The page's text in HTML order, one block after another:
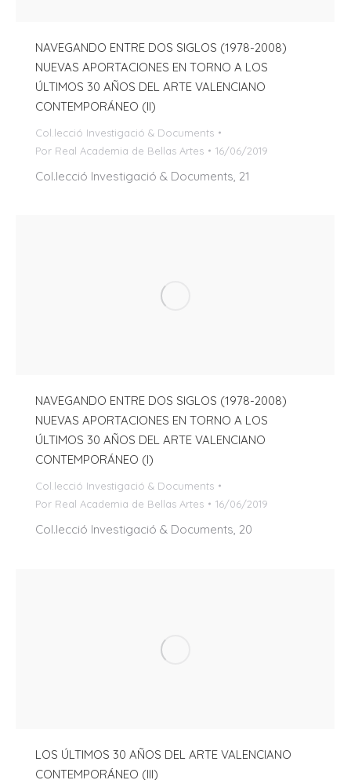
NAVEGANDO ENTRE DOS SIGLOS (1978-2008)
NUEVAS APORTACIONES EN TORNO A LOS
ÚLTIMOS 30 AÑOS DEL ARTE VALENCIANO
CONTEMPORÁNEO (II)
Col.lecció Investigació & Documents
Por Real Academia de Bellas Artes 16/06/2019
Col.lecció Investigació & Documents, 21
NAVEGANDO ENTRE DOS SIGLOS (1978-2008)
NUEVAS APORTACIONES EN TORNO A LOS
ÚLTIMOS 30 AÑOS DEL ARTE VALENCIANO
CONTEMPORÁNEO (I)
Col.lecció Investigació & Documents
Por Real Academia de Bellas Artes 16/06/2019
Col.lecció Investigació & Documents, 20
LOS ÚLTIMOS 30 AÑOS DEL ARTE VALENCIANO
CONTEMPORÁNEO (III)